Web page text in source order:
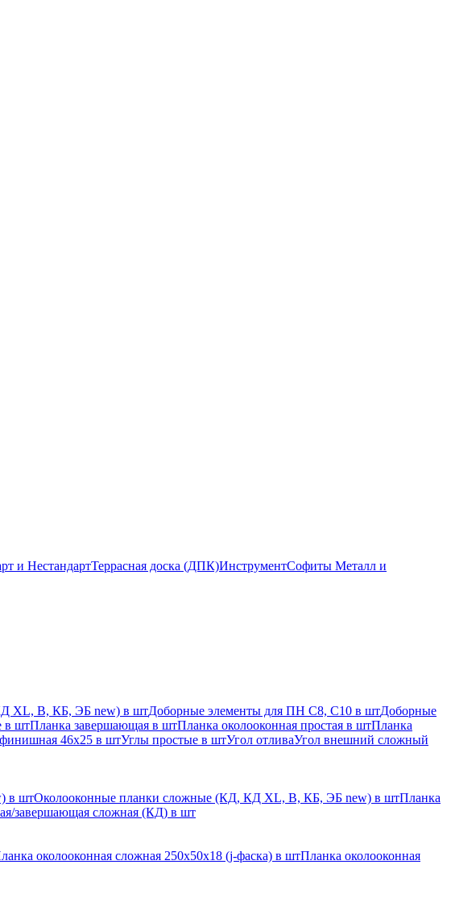
и НестандартТеррасная доска (ДПК)ИнструментСофиты Металл и
XL, В, КБ, ЭБ new) в штДоборные элементы для ПН С8, С10 в штДоборные
в штПланка завершающая в штПланка околооконная простая в штПланка
46х25 в штУглы простые в штУгол отливаУгол внешний сложный
в штОколооконные планки сложные (КД, КД XL, В, КБ, ЭБ new) в штПланка
завершающая сложная (КД) в шт
околооконная сложная 250х50х18 (j-фаска) в штПланка околооконная